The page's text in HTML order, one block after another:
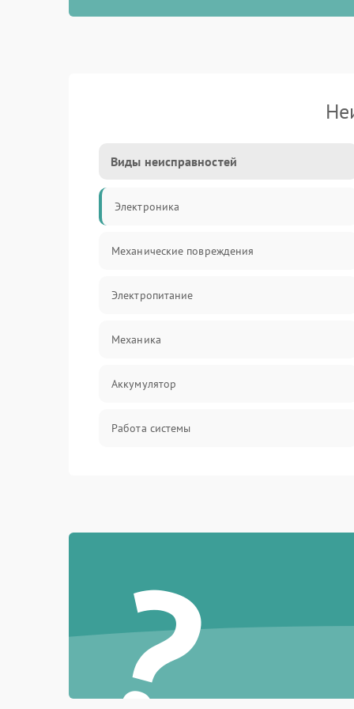
Виды неисправностей
Электроника
Механические повреждения
Электропитание
Механика
Аккумулятор
Работа системы
Мотор
Защита
Корпус/Герметичность
?